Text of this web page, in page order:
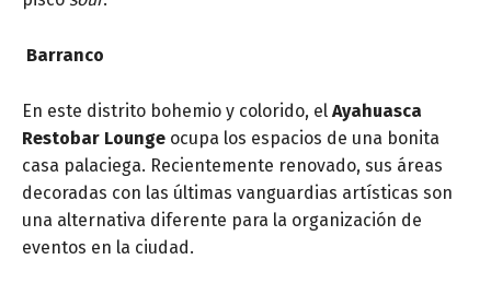
Barranco
En este distrito bohemio y colorido, el Ayahuasca
Restobar Lounge ocupa los espacios de una bonita
casa palaciega. Recientemente renovado, sus áreas
decoradas con las últimas vanguardias artísticas son
una alternativa diferente para la organización de
eventos en la ciudad.